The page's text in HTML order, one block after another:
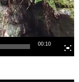
00:10